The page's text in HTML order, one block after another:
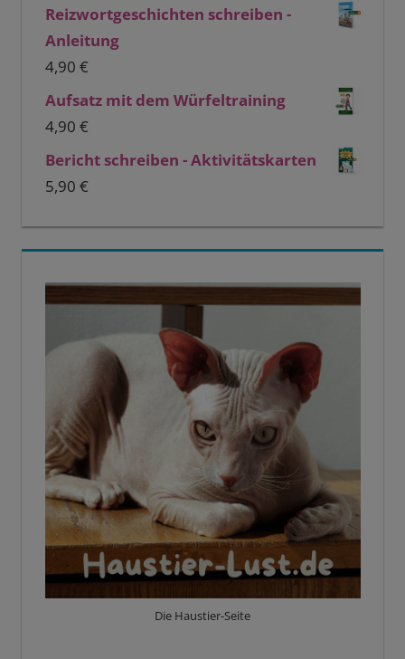
Reizwortgeschichten schreiben -
Anleitung
4,90 €
Aufsatz mit dem Würfeltraining
4,90 €
Bericht schreiben - Aktivitätskarten
5,90 €
Die Haustier-Seite